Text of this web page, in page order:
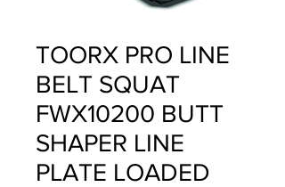
TOORX PRO LINE
BELT SQUAT
FWX10200 BUTT
SHAPER LINE
PLATE LOADED